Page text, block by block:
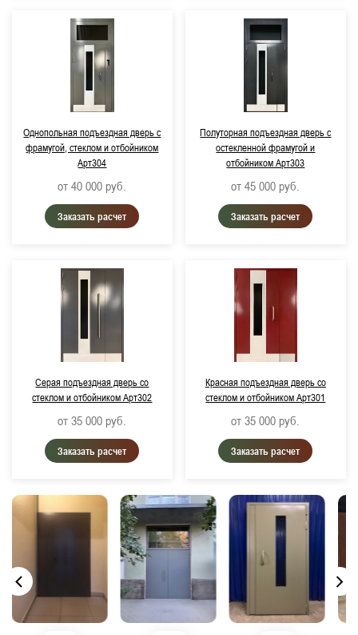
Однопольная подъездная дверь с
фрамугой, стеклом и отбойником
Арт304
от 40 000 руб.
Заказать расчет
Полуторная подъездная дверь с
остекленной фрамугой и
отбойником Арт303
от 45 000 руб.
Заказать расчет
Серая подъездная дверь со
стеклом и отбойником Арт302
от 35 000 руб.
Заказать расчет
Красная подъездная дверь со
стеклом и отбойником Арт301
от 35 000 руб.
Заказать расчет